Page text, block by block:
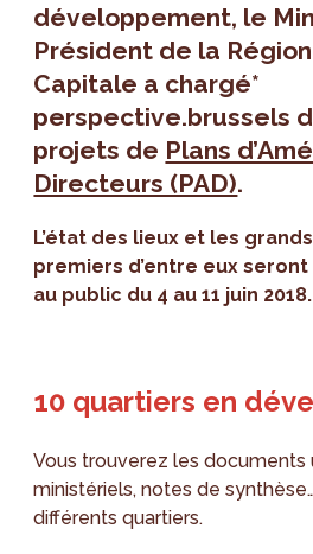
développement, le
Président de la
Capitale a chargé*
perspective.brussels
projets de Plans
Directeurs (PAD).
L’état des lieux et les
premiers d’entre eux
au public du 4 au 11 juin 2018.
10 quartiers en
Vous trouverez les documents
ministériels, notes de
différents quartiers.